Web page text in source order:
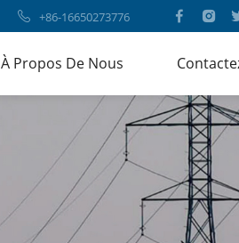
+86-16650273776
À Propos De Nous